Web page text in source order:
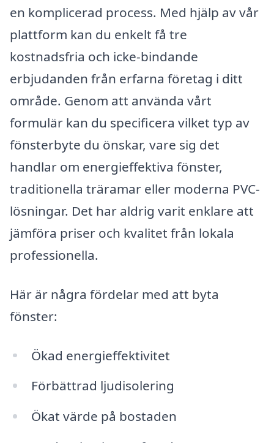
en komplicerad process. Med hjälp av vår
plattform kan du enkelt få tre
kostnadsfria och icke-bindande
erbjudanden från erfarna företag i ditt
område. Genom att använda vårt
formulär kan du specificera vilket typ av
fönsterbyte du önskar, vare sig det
handlar om energieffektiva fönster,
traditionella träramar eller moderna PVC-
lösningar. Det har aldrig varit enklare att
jämföra priser och kvalitet från lokala
professionella.
Här är några fördelar med att byta
fönster:
Ökad energieffektivitet
Förbättrad ljudisolering
Ökat värde på bostaden